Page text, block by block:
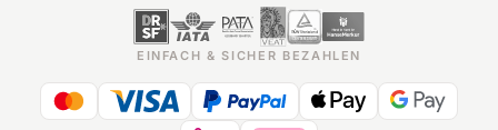
EINFACH & SICHER BEZAHLEN